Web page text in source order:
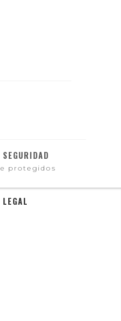
protegidos